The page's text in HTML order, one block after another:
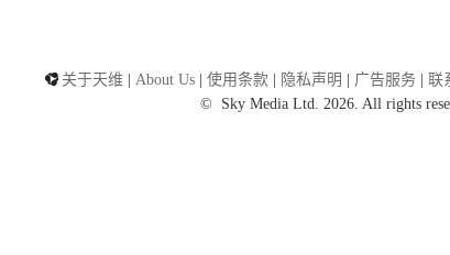
关于天维 About Us 使用条款 隐私声明 广告服务
联
©
Sky Media Ltd. 2026. All rights